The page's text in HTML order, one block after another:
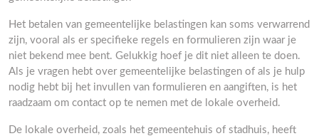
Het betalen van gemeentelijke belastingen kan soms verwarrend
zijn, vooral als er specifieke regels en formulieren zijn waar je
niet bekend mee bent. Gelukkig hoef je dit niet alleen te doen.
Als je vragen hebt over gemeentelijke belastingen of als je hulp
nodig hebt bij het invullen van formulieren en aangiften, is het
raadzaam om contact op te nemen met de lokale overheid.
De lokale overheid, zoals het gemeentehuis of stadhuis, heeft